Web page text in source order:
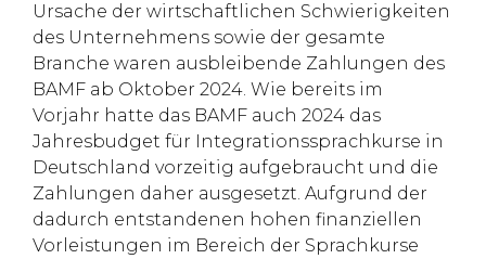
Ursache der wirtschaftlichen Schwierigkeiten
des Unternehmens sowie der gesamte
Branche waren ausbleibende Zahlungen des
BAMF ab Oktober 2024. Wie bereits im
Vorjahr hatte das BAMF auch 2024 das
Jahresbudget für Integrationssprachkurse in
Deutschland vorzeitig aufgebraucht und die
Zahlungen daher ausgesetzt. Aufgrund der
dadurch entstandenen hohen finanziellen
Vorleistungen im Bereich der Sprachkurse